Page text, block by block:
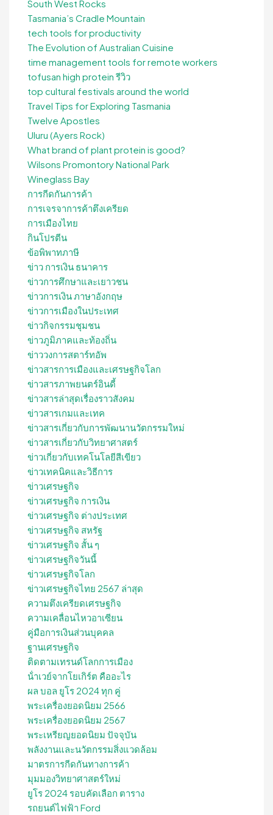
South West Rocks
Tasmania’s Cradle Mountain
tech tools for productivity
The Evolution of Australian Cuisine
time management tools for remote workers
tofusan high protein รีวิว
top cultural festivals around the world
Travel Tips for Exploring Tasmania
Twelve Apostles
Uluru (Ayers Rock)
What brand of plant protein is good?
Wilsons Promontory National Park
Wineglass Bay
การกีดกันการค้า
การเจรจาการค้าตึงเครียด
การเมืองไทย
กินโปรตีน
ข้อพิพาทภาษี
ข่าว การเงิน ธนาคาร
ข่าวการศึกษาและเยาวชน
ข่าวการเงิน ภาษาอังกฤษ
ข่าวการเมืองในประเทศ
ข่าวกิจกรรมชุมชน
ข่าวภูมิภาคและท้องถิ่น
ข่าววงการสตาร์ทอัพ
ข่าวสารการเมืองและเศรษฐกิจโลก
ข่าวสารภาพยนตร์อินดี้
ข่าวสารล่าสุดเรื่องราวสังคม
ข่าวสารเกมและเทค
ข่าวสารเกี่ยวกับการพัฒนานวัตกรรมใหม่
ข่าวสารเกี่ยวกับวิทยาศาสตร์
ข่าวเกี่ยวกับเทคโนโลยีสีเขียว
ข่าวเทคนิคและวิธีการ
ข่าวเศรษฐกิจ
ข่าวเศรษฐกิจ การเงิน
ข่าวเศรษฐกิจ ต่างประเทศ
ข่าวเศรษฐกิจ สหรัฐ
ข่าวเศรษฐกิจ สั้น ๆ
ข่าวเศรษฐกิจวันนี้
ข่าวเศรษฐกิจโลก
ข่าวเศรษฐกิจไทย 2567 ล่าสุด
ความตึงเครียดเศรษฐกิจ
ความเคลื่อนไหวอาเซียน
คู่มือการเงินส่วนบุคคล
ฐานเศรษฐกิจ
ติดตามเทรนด์โลกการเมือง
น้ําเวย์จากโยเกิร์ต คืออะไร
ผล บอล ยูโร 2024 ทุก คู่
พระเครื่องยอดนิยม 2566
พระเครื่องยอดนิยม 2567
พระเหรียญยอดนิยม ปัจจุบัน
พลังงานและนวัตกรรมสิ่งแวดล้อม
มาตรการกีดกันทางการค้า
มุมมองวิทยาศาสตร์ใหม่
ยูโร 2024 รอบคัดเลือก ตาราง
รถยนต์ไฟฟ้า Ford